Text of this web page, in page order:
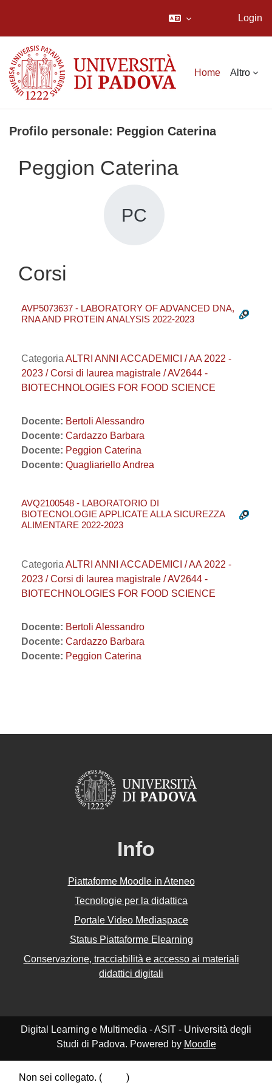
Login
Home Altro
Profilo personale: Peggion Caterina
Peggion Caterina
PC
Corsi
AVP5073637 - LABORATORY OF ADVANCED DNA,
RNA AND PROTEIN ANALYSIS 2022-2023
Categoria ALTRI ANNI ACCADEMICI / AA 2022 -
2023 / Corsi di laurea magistrale / AV2644 -
BIOTECHNOLOGIES FOR FOOD SCIENCE
Docente: Bertoli Alessandro
Docente: Cardazzo Barbara
Docente: Peggion Caterina
Docente: Quagliariello Andrea
AVQ2100548 - LABORATORIO DI
BIOTECNOLOGIE APPLICATE ALLA SICUREZZA
ALIMENTARE 2022-2023
Categoria ALTRI ANNI ACCADEMICI / AA 2022 -
2023 / Corsi di laurea magistrale / AV2644 -
BIOTECHNOLOGIES FOR FOOD SCIENCE
Docente: Bertoli Alessandro
Docente: Cardazzo Barbara
Docente: Peggion Caterina
Info
Piattaforme Moodle in Ateneo
Tecnologie per la didattica
Portale Video Mediaspace
Status Piattaforme Elearning
Conservazione, tracciabilità e accesso ai materiali
didattici digitali
Digital Learning e Multimedia - ASIT - Università degli
Studi di Padova. Powered by Moodle
Non sei collegato. ( )